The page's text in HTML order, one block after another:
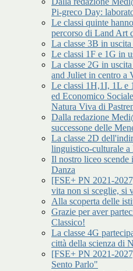
Pi-greco Day:
Le classi quinte
percorso di Land Art
La classe 3B in
Le classi 1F e 1G in
La classe 2G in
and Juliet in centro a
Le classi 1H,1I, 1L e
ed Economico
Natura Viva di
Dalla redazione
successone delle
La classe 2D
linguistico-culturale a
Il nostro liceo
Danza
[FSE+ PN 2021-
vita non si sceglie, si
Alla scoperta delle
Grazie per aver
Classico!
La classe 4G
città della scienza di
[FSE+ PN 2021-
Sento Parlo"